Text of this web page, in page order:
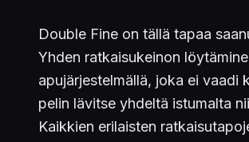
Double Fine on tällä tapaa
Yhden ratkaisukeinon
apujärjestelmällä, joka ei vaadi
pelin lävitse yhdeltä istumalta
Kaikkien erilaisten